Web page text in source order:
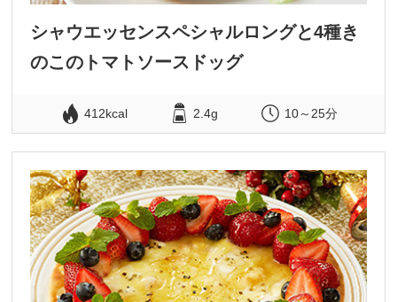
シャウエッセンスペシャルロングと4種き
のこのトマトソースドッグ
412kcal 2.4g 10～25分